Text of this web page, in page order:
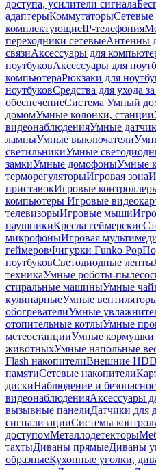
доступа, усилители сигнала
адаптерыКоммутаторыСетевые
комплектующиеIP-телефония
переходники сетевыеАнтенны
связиАксессуары для
ноутбуковАксессуары для
компьютераРюкзаки для
ноутбуковСредства для ухода
обеспечениеСистема Умный
домомУмные колонки, станции
видеонаблюденияУмные
лампыУмные выключатели
светильникиУмные
замкиУмные домофоныУмные
терморегуляторыИгровая зона
приставокИгровые
компьютеры Игровые
телевизорыИгровые мыши
наушникиКресла геймерские
микрофоныИгровая
геймеровФигурки Funko Pop
ноутбуковСветодиодные ленты
техникаУмные роботы-
стиральные машиныУмные
кулинарныеУмные
обогревателиУмные
отопительные котлыУмные
метеостанцииУмные кормушки
животныхУмные напольные
Flash накопителиВнешние
памятиСетевые накопители
дискиНаблюдение и
видеонаблюденияАксессуары
вызывные панелиДатчики для
сигнализацииСистемы
доступомМеталлодетекторы
тахтыДиваны прямыеДиваны
образныеКухонные уголки,